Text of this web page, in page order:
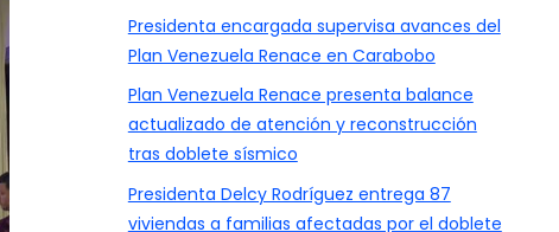
Presidenta encargada supervisa avances del
Plan Venezuela Renace en Carabobo
Plan Venezuela Renace presenta balance
actualizado de atención y reconstrucción
tras doblete sísmico
Presidenta Delcy Rodríguez entrega 87
viviendas a familias afectadas por el doblete